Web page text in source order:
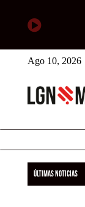

Ago 10, 2026
ÚLTIMAS NOTICIAS